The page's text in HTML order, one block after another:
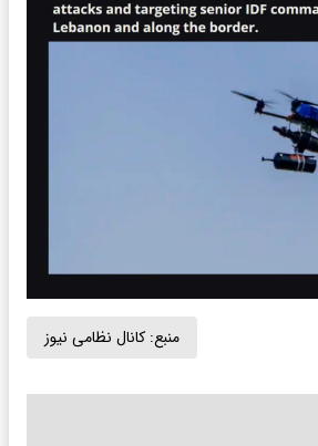
منبع: کانال نظامی نیوز